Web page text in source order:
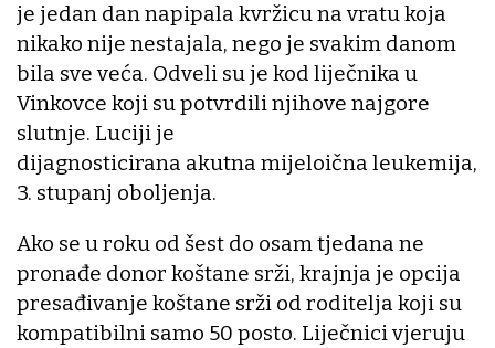
je jedan dan napipala kvržicu na vratu koja
nikako nije nestajala, nego je svakim danom
bila sve veća. Odveli su je kod liječnika u
Vinkovce koji su potvrdili njihove najgore
slutnje. Luciji je
dijagnosticirana akutna mijeloična leukemija,
3. stupanj oboljenja.
Ako se u roku od šest do osam tjedana ne
pronađe donor koštane srži, krajnja je opcija
presađivanje koštane srži od roditelja koji su
kompatibilni samo 50 posto. Liječnici vjeruju